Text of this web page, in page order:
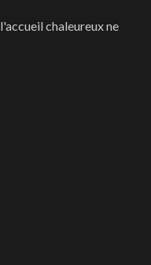
chaleureux ne